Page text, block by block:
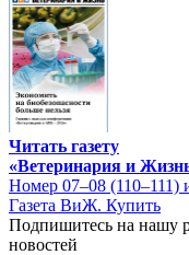
Читать газету
«Ветеринария и
Номер 07–08 (110–111)
Газета ВиЖ. Купить
Подпишитесь на нашу
новостей